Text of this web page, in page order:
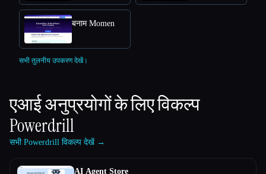
बनाम Momen
सभी तुलनीय उपकरण देखें।
एआई अनुप्रयोगों के लिए विकल्प
Powerdrill
सभी Powerdrill विकल्प देखें →
AI Agent Store